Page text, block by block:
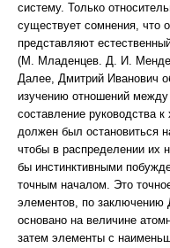
систему. Только
существует сомнения, что
представляют
(М. Младенцев. Д. И.
Далее, Дмитрий Иванович
изучению отношений
составление руководства
должен был остановиться
чтобы в распределении их
бы инстинктивными
точным началом. Это
элементов, по
основано на величине
затем элементы с